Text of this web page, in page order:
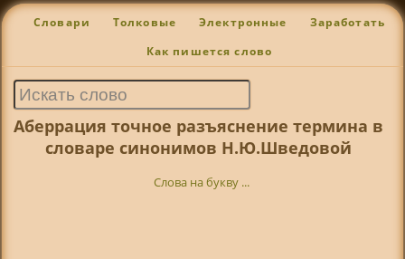
Словари Толковые Электронные Заработать
Как пишется слово
Аберрация точное разъяснение термина в
словаре синонимов Н.Ю.Шведовой
Слова на букву ...